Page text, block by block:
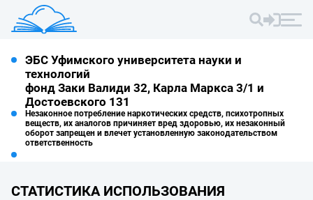
ЭБС Уфимского университета науки и
технологий
фонд Заки Валиди 32, Карла Маркса 3/1 и
Достоевского 131
Незаконное потребление наркотических средств, психотропных
веществ, их аналогов причиняет вред здоровью, их незаконный
оборот запрещен и влечет установленную законодательством
ответственность
СТАТИСТИКА ИСПОЛЬЗОВАНИЯ